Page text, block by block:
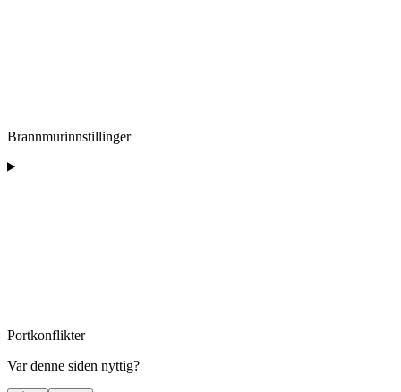
Brannmurinnstillinger
Portkonflikter
Var denne siden nyttig?